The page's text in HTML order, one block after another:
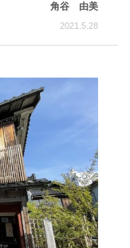
角谷 由美
2021.5.28